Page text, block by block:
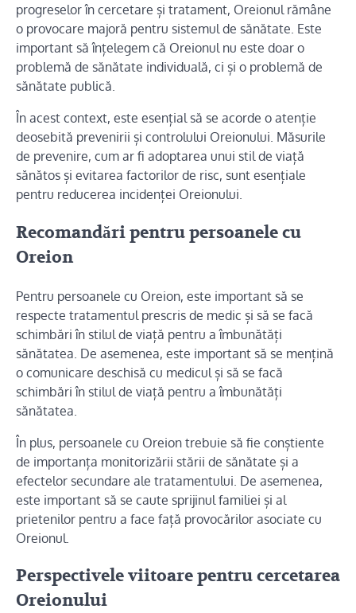
progreselor în cercetare și tratament, Oreionul rămâne
o provocare majoră pentru sistemul de sănătate. Este
important să înțelegem că Oreionul nu este doar o
problemă de sănătate individuală, ci și o problemă de
sănătate publică.
În acest context, este esențial să se acorde o atenție
deosebită prevenirii și controlului Oreionului. Măsurile
de prevenire, cum ar fi adoptarea unui stil de viață
sănătos și evitarea factorilor de risc, sunt esențiale
pentru reducerea incidenței Oreionului.
Recomandări pentru persoanele cu
Oreion
Pentru persoanele cu Oreion, este important să se
respecte tratamentul prescris de medic și să se facă
schimbări în stilul de viață pentru a îmbunătăți
sănătatea. De asemenea, este important să se mențină
o comunicare deschisă cu medicul și să se facă
schimbări în stilul de viață pentru a îmbunătăți
sănătatea.
În plus, persoanele cu Oreion trebuie să fie conștiente
de importanța monitorizării stării de sănătate și a
efectelor secundare ale tratamentului. De asemenea,
este important să se caute sprijinul familiei și al
prietenilor pentru a face față provocărilor asociate cu
Oreionul.
Perspectivele viitoare pentru cercetarea
Oreionului